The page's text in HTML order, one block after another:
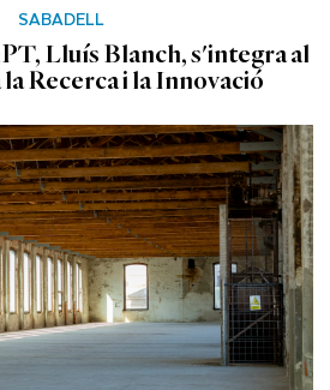
SABADELL
Lluís Blanch, s'integra al
Recerca i la Innovació